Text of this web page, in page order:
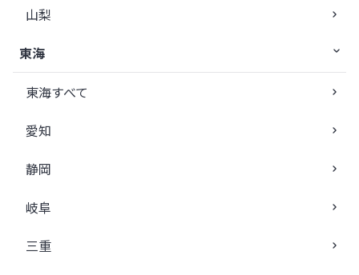
山梨
東海
東海すべて
愛知
静岡
岐阜
三重